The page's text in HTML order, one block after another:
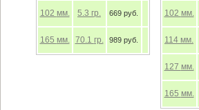
102 мм. 5.3 гр. 669 руб.
165 мм. 70.1 гр. 989 руб.
102 мм.
114 мм.
127 мм.
165 мм.